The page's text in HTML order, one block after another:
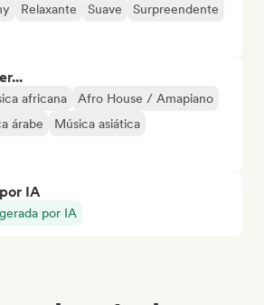
Relaxante Suave
Surpreendente
africana
Afro House / Amapiano
árabe
Música asiática
IA
por IA